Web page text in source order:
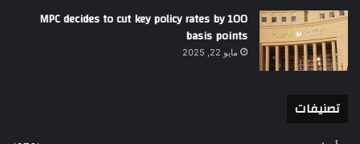
MPC decides to cut key policy rates by 100
basis points
مايو 22, 2025
تصنيفات